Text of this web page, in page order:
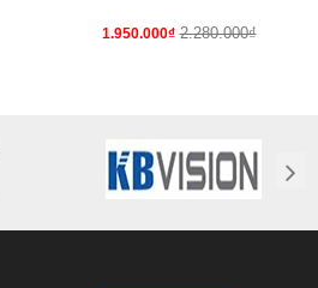
1.950.000₫ 2.280.000₫